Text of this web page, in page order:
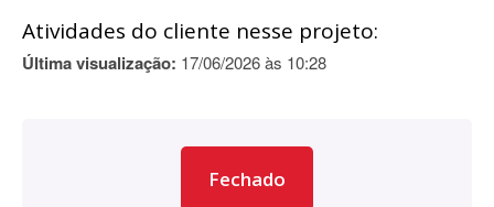
Atividades do cliente nesse projeto:
Última visualização: 17/06/2026 às 10:28
Fechado